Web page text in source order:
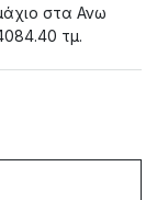
στα Ανω
τμ.